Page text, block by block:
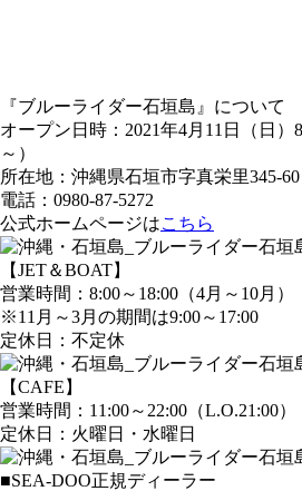
『ブルーライダー石垣島』について
オープン日時：2021年4月11日（日）
～）
所在地：沖縄県石垣市字真栄里345-60
電話：0980-87-5272
公式ホームページはこちら
【JET＆BOAT】
営業時間：8:00～18:00（4月～10月）
※11月～3月の期間は9:00～17:00
定休日：不定休
【CAFE】
営業時間：11:00～22:00（L.O.21:00）
定休日：火曜日・水曜日
■SEA-DOO正規ディーラー